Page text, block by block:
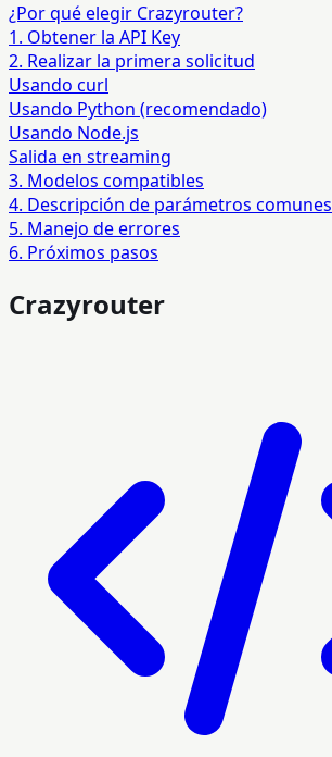
¿Por qué elegir Crazyrouter?
1. Obtener la API Key
2. Realizar la primera solicitud
Usando curl
Usando Python (recomendado)
Usando Node.js
Salida en streaming
3. Modelos compatibles
4. Descripción de parámetros comunes
5. Manejo de errores
6. Próximos pasos
Crazyrouter